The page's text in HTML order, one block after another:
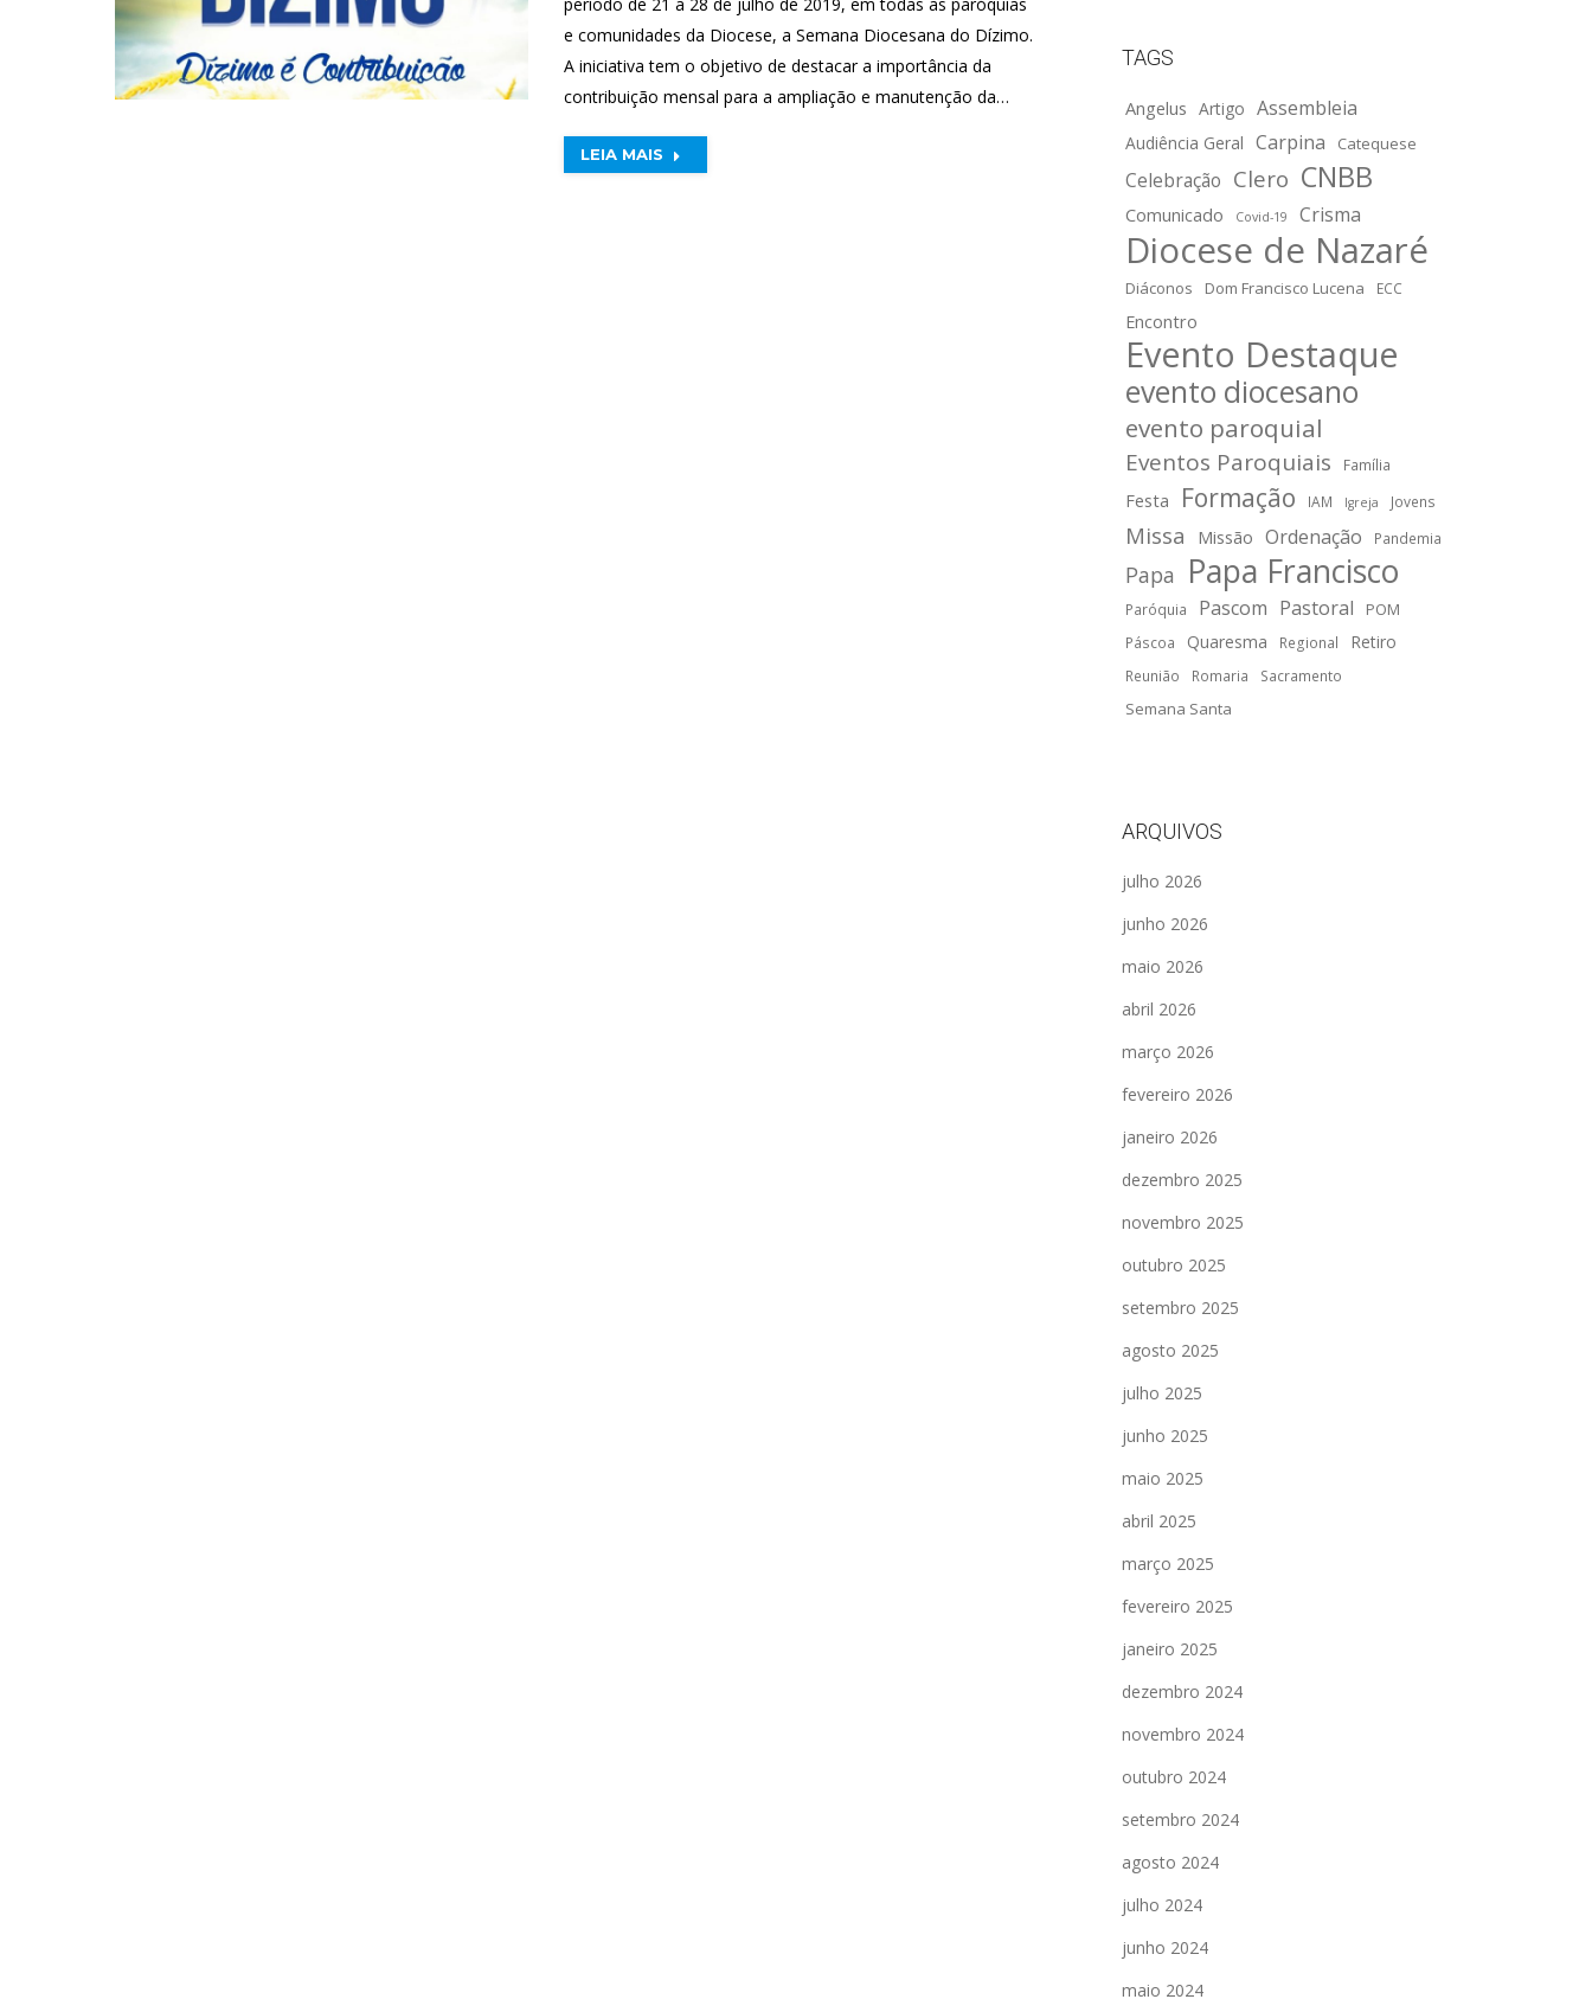
e comunidades da Diocese, a Semana Diocesana do Dízimo.
A iniciativa tem o objetivo de destacar a importância da
contribuição mensal para a ampliação e manutenção da…
LEIA MAIS
TAGS
Angelus Artigo Assembleia
Audiência Geral Carpina Catequese
Celebração Clero CNBB
Comunicado Covid-19 Crisma
Diocese de Nazaré
Diáconos Dom Francisco Lucena ECC
Encontro
Evento Destaque
evento diocesano
evento paroquial
Eventos Paroquiais Família
Festa Formação IAM Igreja Jovens
Missa Missão Ordenação Pandemia
Papa Papa Francisco
Paróquia Pascom Pastoral POM
Páscoa Quaresma Regional Retiro
Reunião Romaria Sacramento
Semana Santa
ARQUIVOS
julho 2026
junho 2026
maio 2026
abril 2026
março 2026
fevereiro 2026
janeiro 2026
dezembro 2025
novembro 2025
outubro 2025
setembro 2025
agosto 2025
julho 2025
junho 2025
maio 2025
abril 2025
março 2025
fevereiro 2025
janeiro 2025
dezembro 2024
novembro 2024
outubro 2024
setembro 2024
agosto 2024
julho 2024
junho 2024
maio 2024